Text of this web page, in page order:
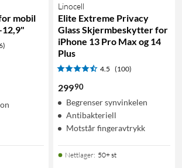
mobil
Linocell
Elite Extreme Privacy
Glass Skjermbeskytter for
iPhone 13 Pro Max og 14
Plus
4.5 (100)
29990
Begrenser synvinkelen
Antibakteriell
Motstår fingeravtrykk
Nettlager: 50+ st